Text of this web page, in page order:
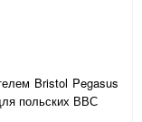
Bristol Pegasus
польских ВВС